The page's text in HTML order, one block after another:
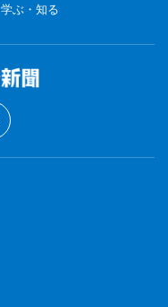
学ぶ・知る